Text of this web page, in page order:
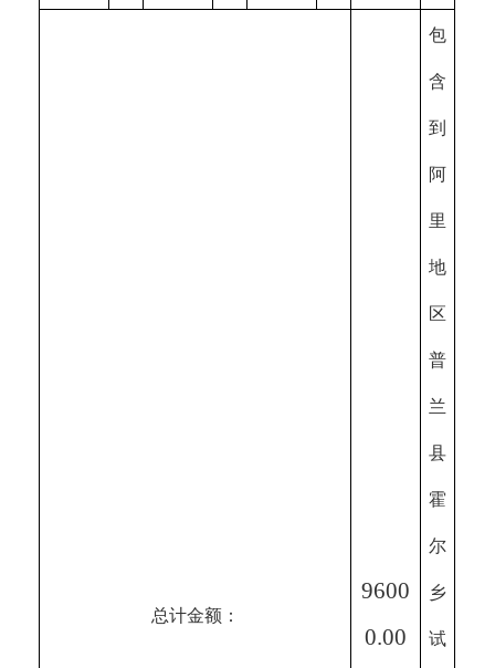
总计金额：
9600
0.00
包
含
到
阿
里
地
区
普
兰
县
霍
尔
乡
试